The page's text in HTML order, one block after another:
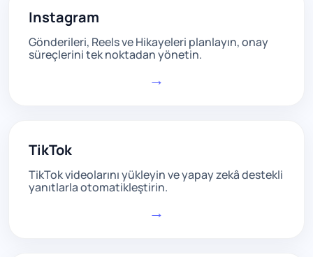
Instagram
Gönderileri, Reels ve Hikayeleri planlayın, onay
süreçlerini tek noktadan yönetin.
→
TikTok
TikTok videolarını yükleyin ve yapay zekâ destekli
yanıtlarla otomatikleştirin.
→